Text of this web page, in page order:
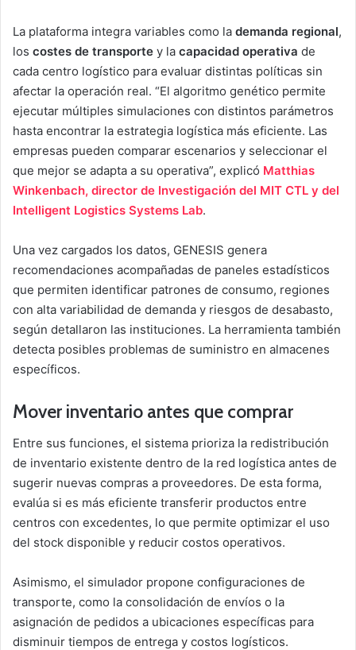
La plataforma integra variables como la demanda regional,
los costes de transporte y la capacidad operativa de
cada centro logístico para evaluar distintas políticas sin
afectar la operación real. “El algoritmo genético permite
ejecutar múltiples simulaciones con distintos parámetros
hasta encontrar la estrategia logística más eficiente. Las
empresas pueden comparar escenarios y seleccionar el
que mejor se adapta a su operativa”, explicó Matthias
Winkenbach, director de Investigación del MIT CTL y del
Intelligent Logistics Systems Lab.
Una vez cargados los datos, GENESIS genera
recomendaciones acompañadas de paneles estadísticos
que permiten identificar patrones de consumo, regiones
con alta variabilidad de demanda y riesgos de desabasto,
según detallaron las instituciones. La herramienta también
detecta posibles problemas de suministro en almacenes
específicos.
Mover inventario antes que comprar
Entre sus funciones, el sistema prioriza la redistribución
de inventario existente dentro de la red logística antes de
sugerir nuevas compras a proveedores. De esta forma,
evalúa si es más eficiente transferir productos entre
centros con excedentes, lo que permite optimizar el uso
del stock disponible y reducir costos operativos.
Asimismo, el simulador propone configuraciones de
transporte, como la consolidación de envíos o la
asignación de pedidos a ubicaciones específicas para
disminuir tiempos de entrega y costos logísticos.